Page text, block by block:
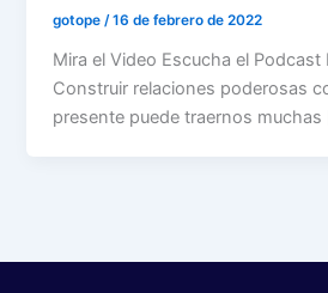
gotope /16 de febrero de 2022
Mira el Video Escucha el Podcast
Construir relaciones poderosas
presente puede traernos